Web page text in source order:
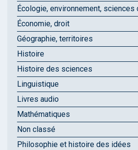
Écologie, environnement, sciences
Économie, droit
Géographie, territoires
Histoire
Histoire des sciences
Linguistique
Livres audio
Mathématiques
Non classé
Philosophie et histoire des idées